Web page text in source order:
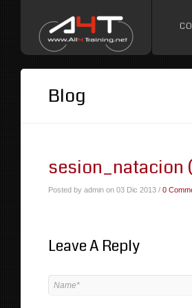
Blog
sesion_natacion
Posted by admin on 03 Dic 2013 / 0
Leave A Reply